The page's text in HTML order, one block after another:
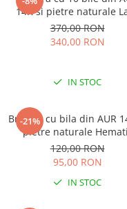
14K si pietre naturale
370,00 RON
340,00 RON
IN STOC
-21%
Bratara cu bila din AUR
pietre naturale
albastru
120,00 RON
95,00 RON
IN STOC